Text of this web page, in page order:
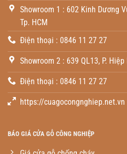
Showroom 1 : 602 Kinh Dương
Tp. HCM
Điện thoại : 0846 11 27 27
Showroom 2 : 639 QL13, P.
Điện thoại : 0846 11 27 27
https://cuagocongnghiep.net.vn
BÁO GIÁ CỬA GỖ CÔNG NGHIỆP